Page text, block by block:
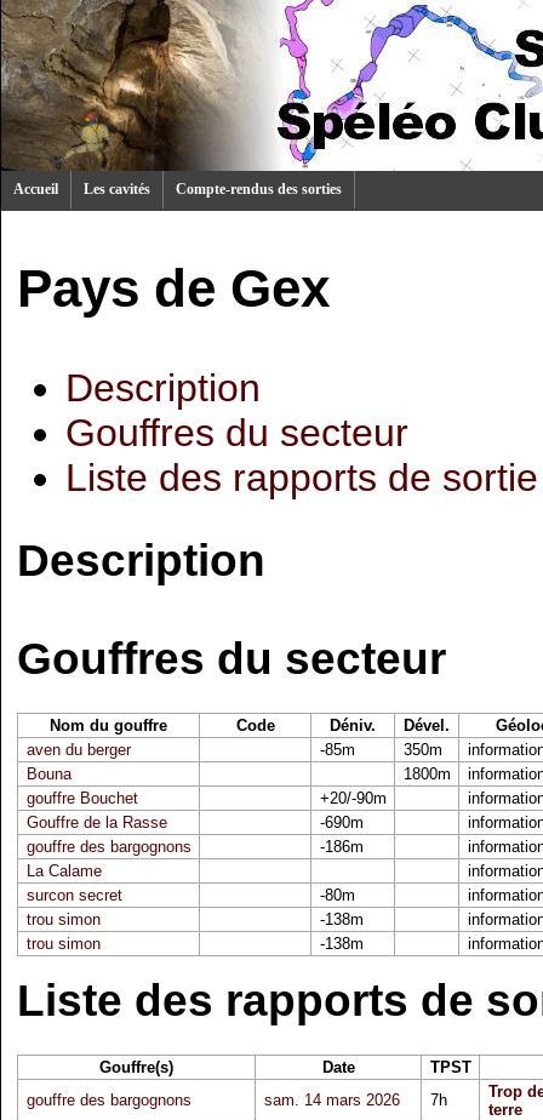
Accueil Les cavités Compte-rendus des sorties
Pays de Gex
Description
Gouffres du secteur
Liste des rapports de
Description
Gouffres du secteur
Nom du gouffre Code Déniv. Dével.
aven du berger
-85m 350m
Bouna
1800m
gouffre Bouchet
+20/-90m
Gouffre de la Rasse
-690m
gouffre des bargognons
-186m
La Calame
surcon secret
-80m
trou simon
-138m
trou simon
-138m
Liste des rapports de
Gouffre(s) Date
TPST
gouffre des bargognons
sam. 14 mars 2026 7h
Trop
terre